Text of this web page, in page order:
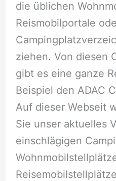
die üblichen
Reismobilportale
ziehen. Von diesen
gibt es eine ganze
Beispiel den ADAC
Auf dieser Webseit
Sie unser aktuelles
einschlägigen